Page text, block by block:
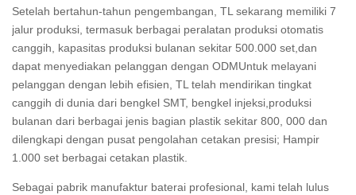
Setelah bertahun-tahun pengembangan, TL sekarang memiliki 7
jalur produksi, termasuk berbagai peralatan produksi otomatis
canggih, kapasitas produksi bulanan sekitar 500.000 set,dan
dapat menyediakan pelanggan dengan ODMUntuk melayani
pelanggan dengan lebih efisien, TL telah mendirikan tingkat
canggih di dunia dari bengkel SMT, bengkel injeksi,produksi
bulanan dari berbagai jenis bagian plastik sekitar 800, 000 dan
dilengkapi dengan pusat pengolahan cetakan presisi; Hampir
1.000 set berbagai cetakan plastik.
Sebagai pabrik manufaktur baterai profesional, kami telah lulus